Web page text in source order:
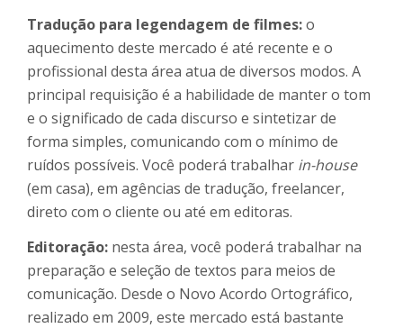
Tradução para legendagem de filmes:o
aquecimento deste mercado é até recente e o
profissional desta área atua de diversos modos. A
principal requisição é a habilidade de manter o tom
e o significado de cada discurso e sintetizar de
forma simples, comunicando com o mínimo de
ruídos possíveis. Você poderá trabalhar in-house
(em casa), em agências de tradução, freelancer,
direto com o cliente ou até em editoras.
Editoração: nesta área, você poderá trabalhar na
preparação e seleção de textos para meios de
comunicação. Desde o Novo Acordo Ortográfico,
realizado em 2009, este mercado está bastante